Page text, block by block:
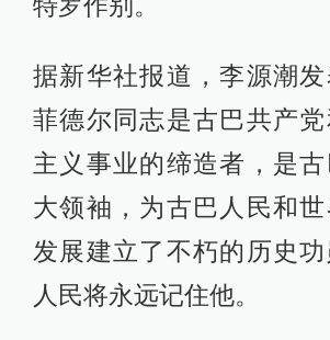
据新华社报道，李源潮发
菲德尔同志是古巴共产
主义事业的缔造者，是
大领袖，为古巴人民和
发展建立了不朽的历史
人民将永远记住他。